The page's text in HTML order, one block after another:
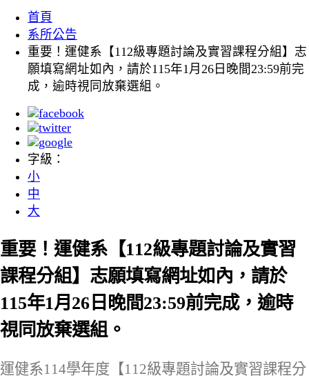
首頁
系所公告
重要！運健系【112級專題討論及實習課程分組】志
願填寫網址如內，請於115年1月26日晚間23:59前完
成，逾時視同放棄選組。
字級：
小
中
大
重要！運健系【112級專題討論及實習
課程分組】志願填寫網址如內，請於
115年1月26日晚間23:59前完成，逾時
視同放棄選組。
運健系114學年度【112級專題討論及實習課程分